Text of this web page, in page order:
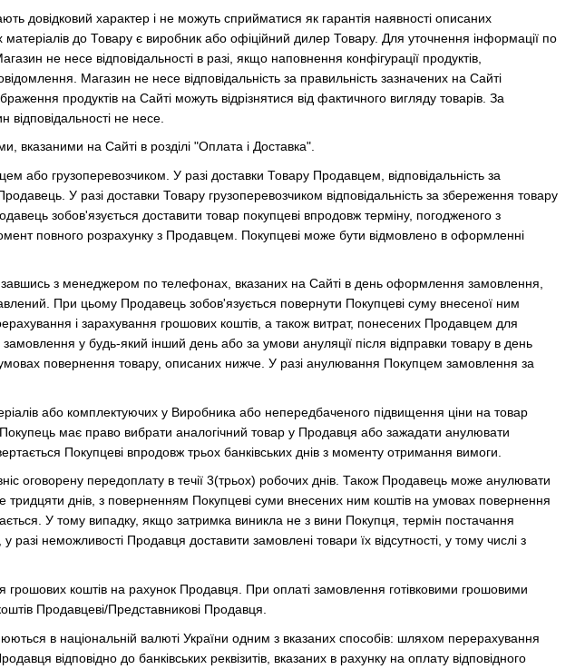
довідковий характер і не можуть сприйматися як гарантія наявності описаних
до Товару є виробник або офіційний дилер Товару. Для уточнення інформації по
не несе відповідальності в разі, якщо наповнення конфігурації продуктів,
Магазин не несе відповідальність за правильність зазначених на Сайті
продуктів на Сайті можуть відрізнятися від фактичного вигляду товарів. За
не несе.
вказаними на Сайті в розділі "Оплата і Доставка".
або грузоперевозчиком. У разі доставки Товару Продавцем, відповідальність за
У разі доставки Товару грузоперевозчиком відповідальність за збереження товару
зобов'язується доставити товар покупцеві впродовж терміну, погодженого з
повного розрахунку з Продавцем. Покупцеві може бути відмовлено в оформленні
з менеджером по телефонах, вказаних на Сайті в день оформлення замовлення,
При цьому Продавець зобов'язується повернути Покупцеві суму внесеної ним
і зарахування грошових коштів, а також витрат, понесених Продавцем для
у будь-який інший день або за умови ануляції після відправки товару в день
повернення товару, описаних нижче. У разі анулювання Покупцем замовлення за
або комплектуючих у Виробника або непередбаченого підвищення ціни на товар
має право вибрати аналогічний товар у Продавця або зажадати анулювати
Покупцеві впродовж трьох банківських днів з моменту отримання вимоги.
оговорену передоплату в течії 3(трьох) робочих днів. Також Продавець може анулювати
тридцяти днів, з поверненням Покупцеві суми внесених ним коштів на умовах повернення
У тому випадку, якщо затримка виникла не з вини Покупця, термін постачання
разі неможливості Продавця доставити замовлені товари їх відсутності, у тому числі з
коштів на рахунок Продавця. При оплаті замовлення готівковими грошовими
Продавцеві/Представникові Продавця.
в національній валюті України одним з вказаних способів: шляхом перерахування
відповідно до банківських реквізитів, вказаних в рахунку на оплату відповідного